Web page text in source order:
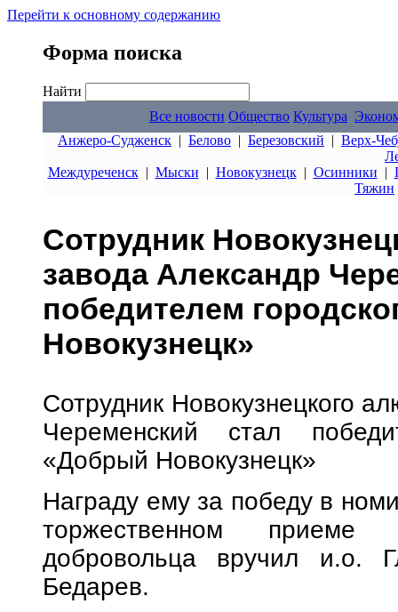
Перейти к основному содержанию
Форма поиска
Найти
Все новости Общество Культура
Анжеро-Судженск | Белово | Березовский | Верх-
Междуреченск| Мыски | Новокузнецк| Осинники |
Тяжин
Сотрудник
завода Александр
победителем
Новокузнецк»
Сотрудник Новокузнецкого
Череменский стал
«Добрый Новокузнецк»
Награду ему за победу в
торжественном
добровольца вручил и.о.
Бедарев.